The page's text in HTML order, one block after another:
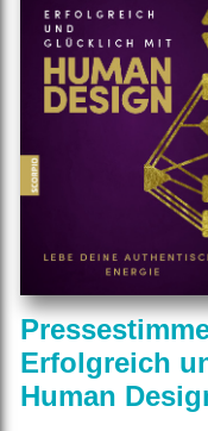
Erfolgreich
Human